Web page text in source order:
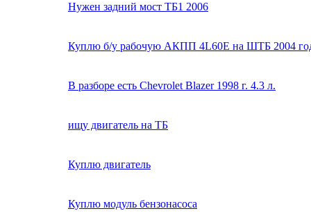
Нужен задний мост ТБ1 2006
Куплю б/у рабочую АКПП 4L60E на ШТБ 2004
В разборе есть Chevrolet Blazer 1998 г. 4.3 л.
ищу двигатель на ТБ
Куплю двигатель
Куплю модуль бензонасоса